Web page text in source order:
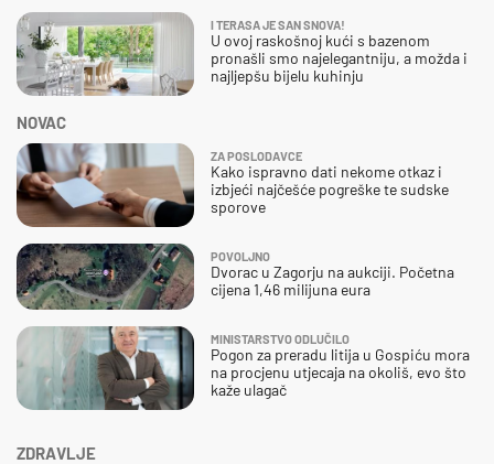
ZDRAVLJE
NOVAC
ZA POSLODAVCE
Kako ispravno dati nekome otkaz i
izbjeći najčešće pogreške te sudske
sporove
POVOLJNO
Dvorac u Zagorju na aukciji. Početna
cijena 1,46 milijuna eura
MINISTARSTVO ODLUČILO
Pogon za preradu litija u Gospiću mora
na procjenu utjecaja na okoliš, evo što
kaže ulagač
I TERASA JE SAN SNOVA!
U ovoj raskošnoj kući s bazenom
pronašli smo najelegantniju, a možda i
najljepšu bijelu kuhinju